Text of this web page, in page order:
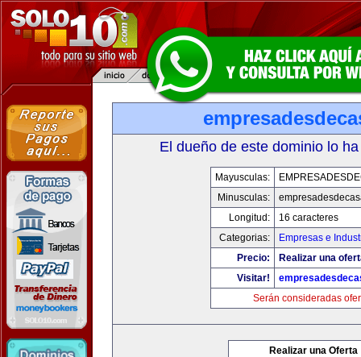
El dueño de este dominio lo
Mayusculas:
Minusculas:
Longitud:
16 caracteres
Categorias:
Empresas e
Precio:
Realizar una
Visitar!
Serán consideradas
Realizar una Oferta